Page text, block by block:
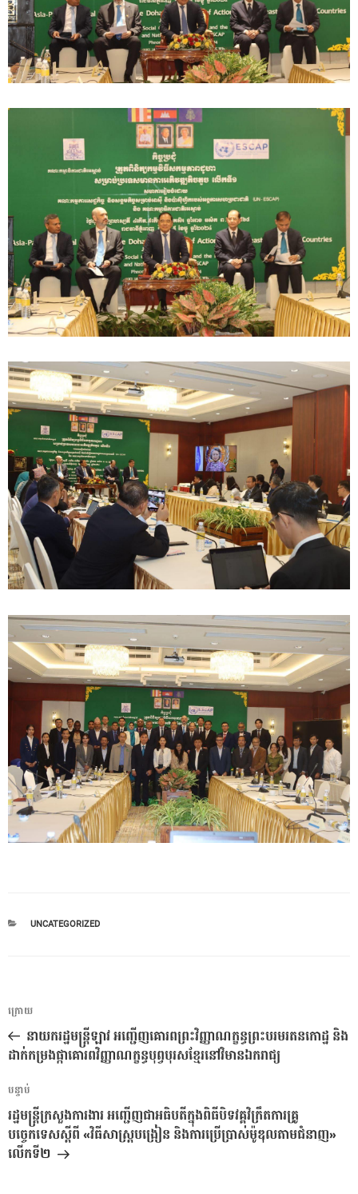
CATEGORIES
UNCATEGORIZED
ការ​
នាំទិស​
ប្រកាស
អត្ថបទ
មុន
ក្រោយ
នាយករដ្ឋមន្ត្រីឡាវ អញ្ជើញគោរពព្រះវិញ្ញាណក្ខន្ធព្រះបរមរតនកោដ្ឋ និង
ដាក់កម្រងផ្កាគោរពវិញ្ញាណក្ខន្ធបុព្វបុរសខ្មែរនៅវិមានឯករាជ្យ
អត្ថបទ
បន្ទាប់
បន្ទាប់
រដ្ឋមន្ត្រីក្រសួងការងារ អញ្ជើញជាអធិបតីក្នុងពិធីបិទវគ្គវិក្រឹតការគ្រូ
បច្ចេកទេសស្តីពី «វិធីសាស្រ្តបង្រៀន និងការប្រើប្រាស់ម៉ូឌុលតាមជំនាញ»
លើកទី២